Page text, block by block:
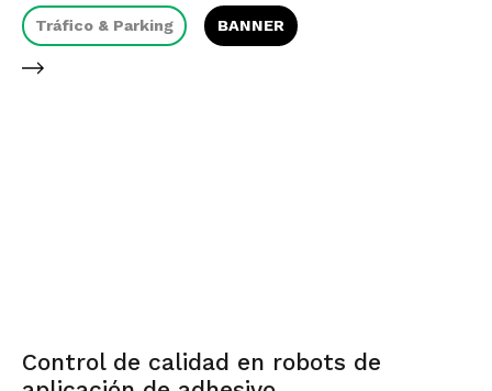
Tráfico & Parking BANNER
Control de calidad en robots de